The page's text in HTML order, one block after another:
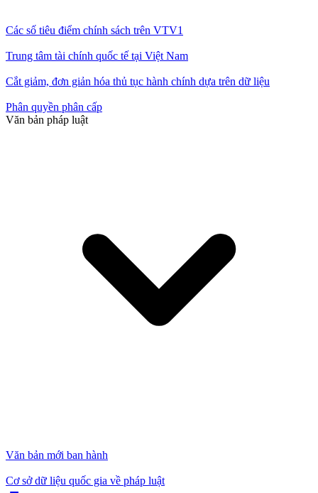
Các số tiêu điểm chính sách trên VTV1
Trung tâm tài chính quốc tế tại Việt Nam
Cắt giảm, đơn giản hóa thủ tục hành chính dựa trên dữ liệu
Phân quyền phân cấp
Văn bản pháp luật
Văn bản mới ban hành
Cơ sở dữ liệu quốc gia về pháp luật